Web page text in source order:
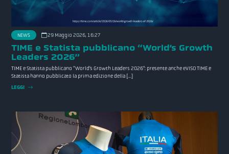
NEWS 29 Maggio 2026, 16:27
TIME e Statista pubblicano “World’s Growth
Leaders 2026”
TIME e Statista pubblicano “World’s Growth Leaders 2026”: presente anche eVISO TIME e
Statista hanno pubblicato la prima edizione della […]
LEGGI